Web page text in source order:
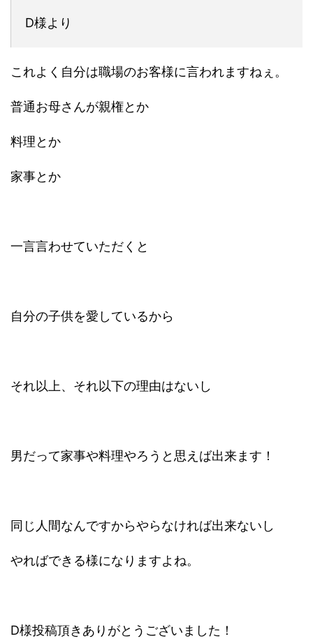
D様より
これよく自分は職場のお客様に言われますねぇ。
普通お母さんが親権とか
料理とか
家事とか
一言言わせていただくと
自分の子供を愛しているから
それ以上、それ以下の理由はないし
男だって家事や料理やろうと思えば出来ます！
同じ人間なんですからやらなければ出来ないし
やればできる様になりますよね。
D様投稿頂きありがとうございました！